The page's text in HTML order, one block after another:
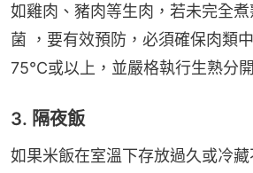
如雞肉、豬肉等生肉，若未完全
菌 ，要有效預防，必須確保肉類
75°C或以上，並嚴格執行生熟分
3. 隔夜飯
如果米飯在室溫下存放過久或冷